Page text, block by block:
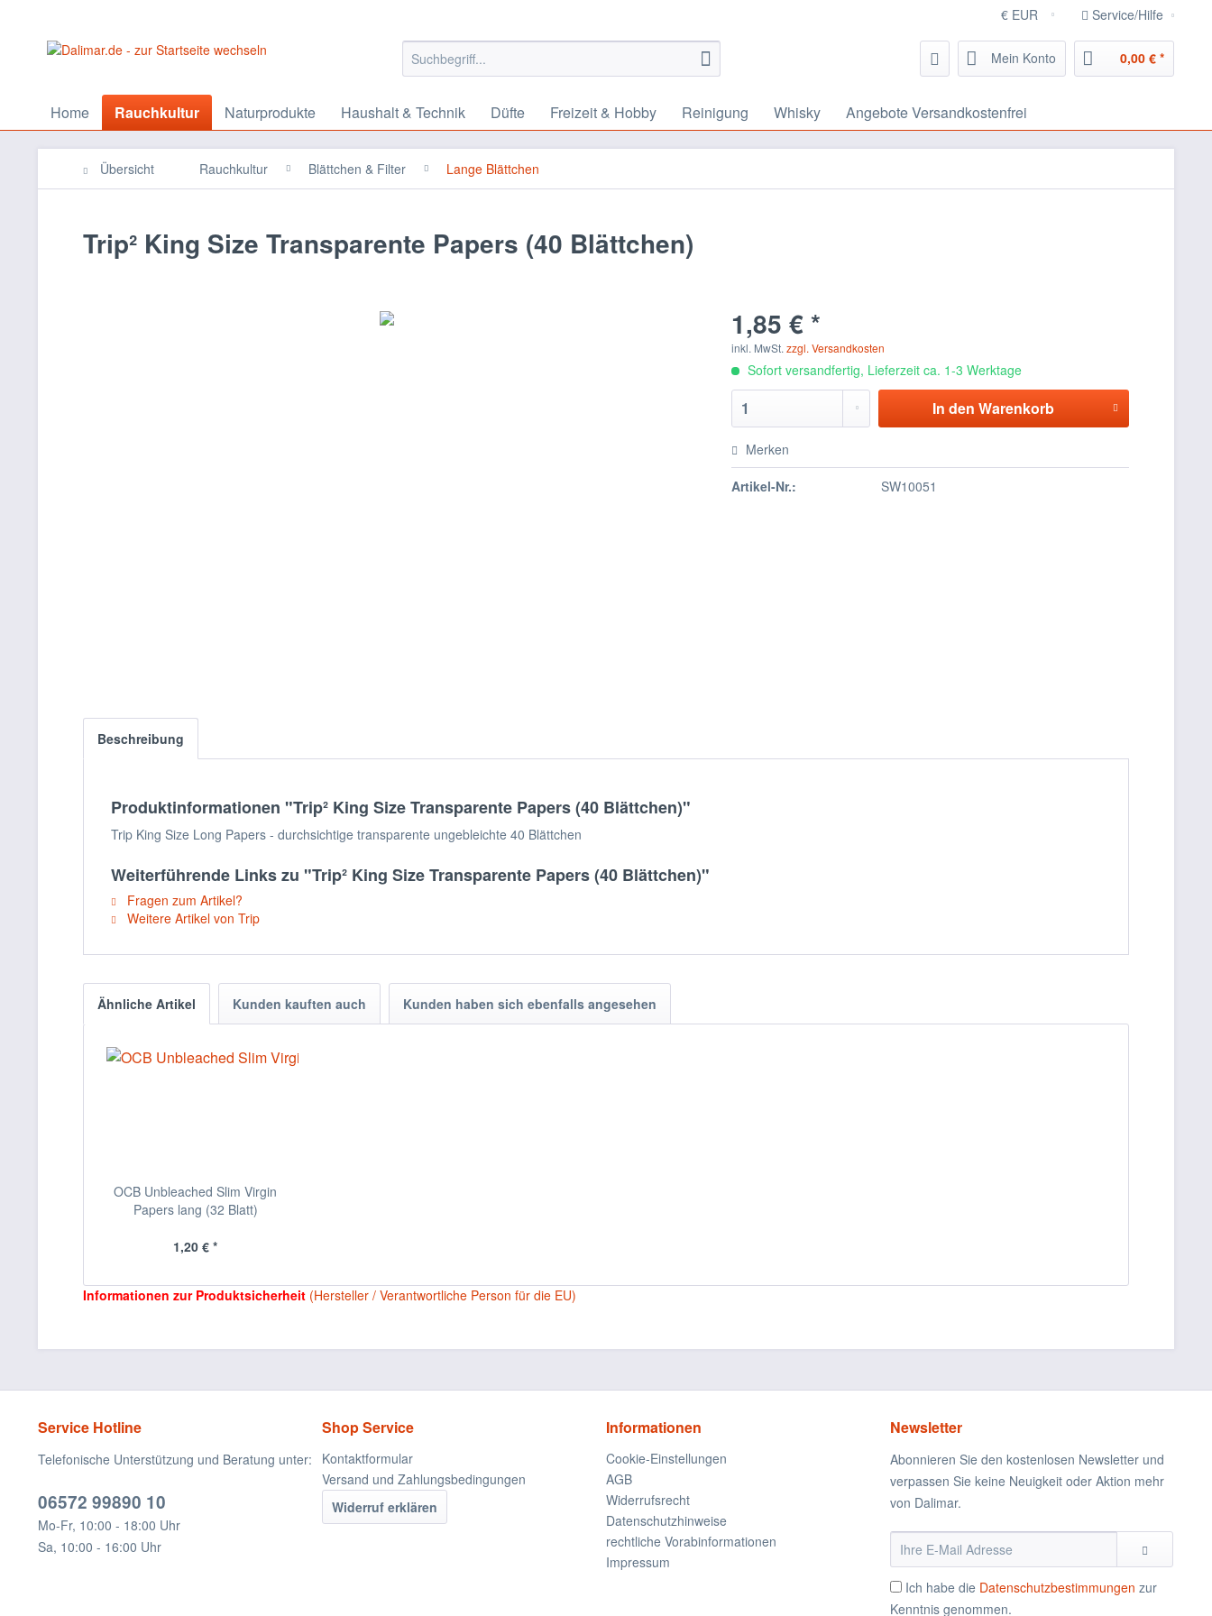
Service/Hilfe
Mein Konto 0,00 € *
Home Rauchkultur Naturprodukte Haushalt & Technik Düfte Freizeit & Hobby Reinigung Whisky Angebote Versandkostenfrei
Übersicht Rauchkultur Blättchen & Filter Lange Blättchen
Trip² King Size Transparente Papers (40 Blättchen)
1,85 € *
inkl. MwSt.zzgl. Versandkosten
Sofort versandfertig, Lieferzeit ca. 1-3 Werktage
In den Warenkorb
Merken
Artikel-Nr.: SW10051
Beschreibung
Produktinformationen "Trip² King Size Transparente Papers (40 Blättchen)"
Trip King Size Long Papers - durchsichtige transparente ungebleichte 40 Blättchen
Weiterführende Links zu "Trip² King Size Transparente Papers (40 Blättchen)"
Fragen zum Artikel?
Weitere Artikel von Trip
Ähnliche Artikel Kunden kauften auch Kunden haben sich ebenfalls angesehen
OCB Unbleached Slim Virgin
Papers lang (32 Blatt)
1,20 € *
Informationen zur Produktsicherheit (Hersteller / Verantwortliche Person für die EU)
Service Hotline
Telefonische Unterstützung und Beratung unter:
06572 99890 10
Mo-Fr, 10:00 - 18:00 Uhr
Sa, 10:00 - 16:00 Uhr
Shop Service
Kontaktformular
Versand und Zahlungsbedingungen
Widerruf erklären
Informationen
Cookie-Einstellungen
AGB
Widerrufsrecht
Datenschutzhinweise
rechtliche Vorabinformationen
Impressum
Newsletter
Abonnieren Sie den kostenlosen Newsletter und
verpassen Sie keine Neuigkeit oder Aktion mehr
von Dalimar.
Ich habe die Datenschutzbestimmungen zur
Kenntnis genommen.